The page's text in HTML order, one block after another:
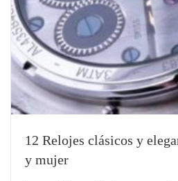
12 Relojes clásicos y
y mujer